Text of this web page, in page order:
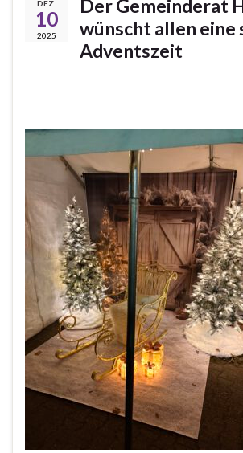
DEZ.
10
2025
Der Gemeinderat
wünscht allen eine
Adventszeit